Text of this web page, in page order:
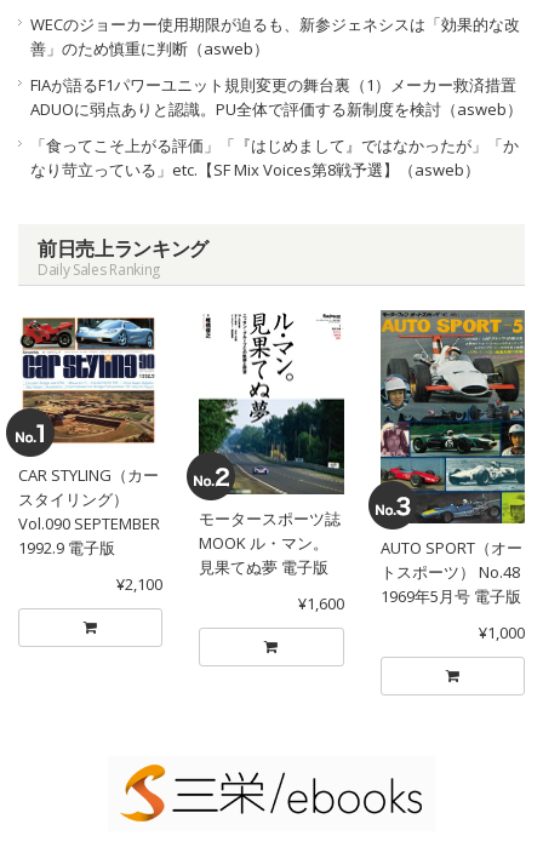
WECのジョーカー使用期限が迫るも、新参ジェネシスは「効果的な改
善」のため慎重に判断（asweb）
FIAが語るF1パワーユニット規則変更の舞台裏（1）メーカー救済措置
ADUOに弱点ありと認識。PU全体で評価する新制度を検討（asweb）
「食ってこそ上がる評価」「『はじめまして』ではなかったが」「か
なり苛立っている」etc.【SF Mix Voices第8戦予選】（asweb）
前日売上ランキング
Daily Sales Ranking
CAR STYLING（カー
スタイリング）
Vol.090 SEPTEMBER
1992.9 電子版
¥2,100
モータースポーツ誌
MOOK ル・マン。
見果てぬ夢 電子版
¥1,600
AUTO SPORT（オー
トスポーツ） No.48
1969年5月号 電子版
¥1,000